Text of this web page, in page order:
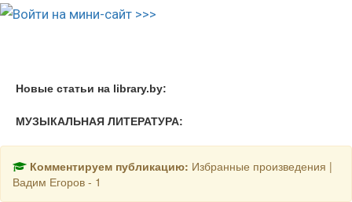
Новые статьи на library.by:
МУЗЫКАЛЬНАЯ ЛИТЕРАТУРА:
Комментируем публикацию: Избранные произведения |
Вадим Егоров - 1